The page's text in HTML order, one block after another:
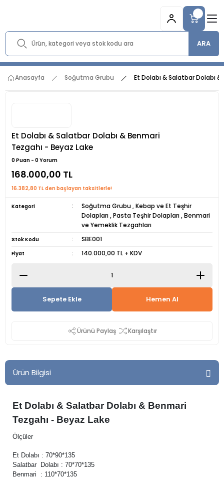
ARA
Anasayfa Soğutma Grubu Et Dolabı & Salatbar Dolabı
Et Dolabı & Salatbar Dolabı & Benmari
Tezgahı - Beyaz Lake
0 Puan - 0 Yorum
168.000,00 TL
16.382,80 TL den başlayan taksitlerle!
Kategori Soğutma Grubu ,Kebap ve Et Teşhir
Dolapları ,Pasta Teşhir Dolapları,Benmari
ve Yemeklik Tezgahları
Stok Kodu SBE001
Fiyat 140.000,00 TL + KDV
Sepete Ekle Hemen Al
Ürünü Paylaş Karşılaştır
Ürün Bilgisi
Et Dolabı & Salatbar Dolabı & Benmari
Tezgahı - Beyaz Lake
Ölçüler
Et Dolabı : 70*90*135
Salatbar Dolabı : 70*70*135
Benmari : 110*70*135